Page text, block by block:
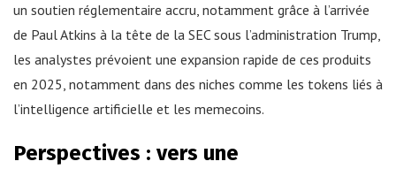
un soutien réglementaire accru, notamment grâce à l’arrivée
de Paul Atkins à la tête de la SEC sous l’administration Trump,
les analystes prévoient une expansion rapide de ces produits
en 2025, notamment dans des niches comme les tokens liés à
l’intelligence artificielle et les memecoins.
Perspectives : vers une